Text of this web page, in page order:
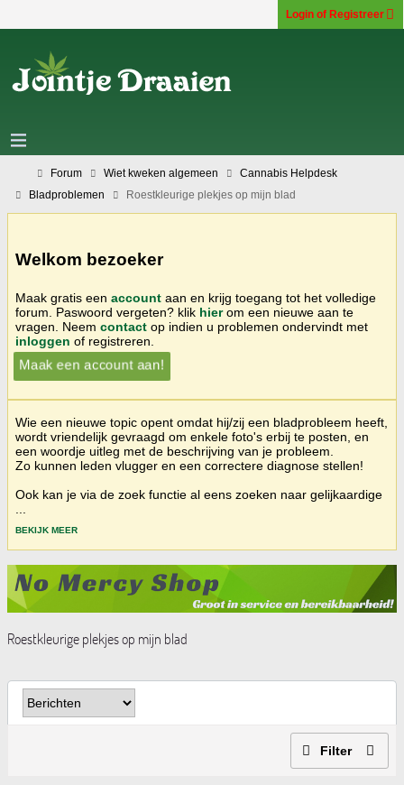
Login of Registreer
Forum Wiet kweken algemeen
Cannabis Helpdesk
Bladproblemen
Roestkleurige plekjes op mijn blad
Welkom bezoeker
Maak gratis een account aan en krijg toegang tot het volledige
forum. Paswoord vergeten? klik hierom een nieuwe aan te
vragen. Neem contact op indien u problemen ondervindt met
inloggen of registreren.
Maak een account aan!
Wie een nieuwe topic opent omdat hij/zij een bladprobleem heeft,
wordt vriendelijk gevraagd om enkele foto's erbij te posten, en
een woordje uitleg met de beschrijving van je probleem.
Zo kunnen leden vlugger en een correctere diagnose stellen!
Ook kan je via de zoek functie al eens zoeken naar gelijkaardige
BEKIJK MEER
Roestkleurige plekjes op mijn blad
Filter